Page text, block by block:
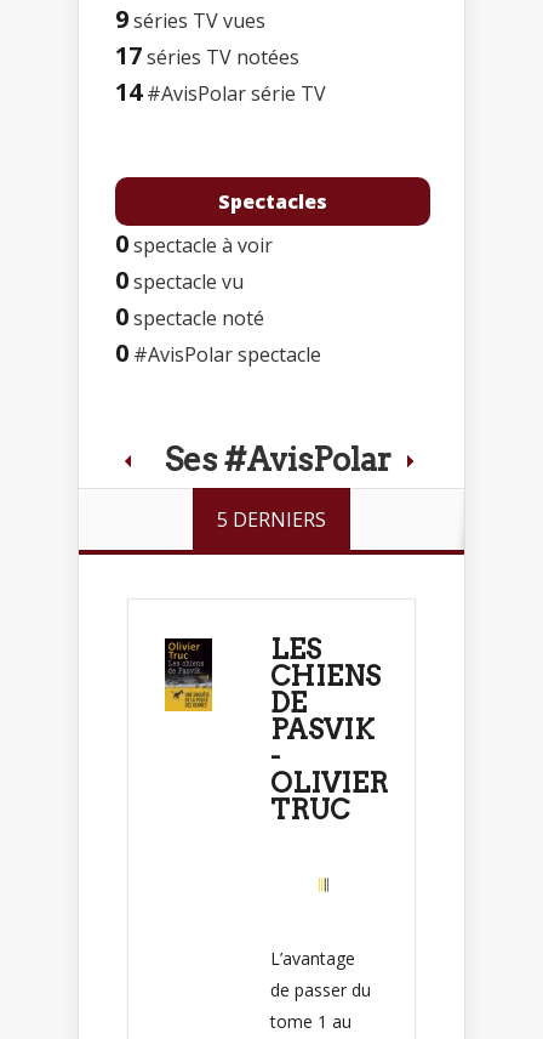
9séries TV vues
17séries TV notées
14#AvisPolar série TV
Spectacles
0spectacle à voir
0spectacle vu
0spectacle noté
0 #AvisPolar spectacle
Ses #AvisPolar
5 DERNIERS
LES
CHIENS
DE
PASVIK
-
OLIVIER
TRUC
L’avantage
de passer du
tome 1 au